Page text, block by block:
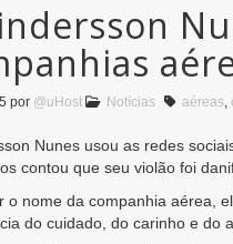
por @uHost Notícias aéreas,
Nunes usou as redes
contou que seu violão foi
o nome da companhia aérea,
do cuidado, do carinho e do